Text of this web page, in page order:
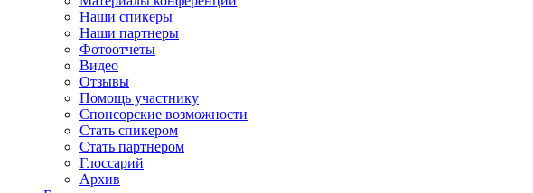
Наши спикеры
Наши партнеры
Фотоотчеты
Видео
Отзывы
Помощь участнику
Спонсорские возможности
Стать спикером
Стать партнером
Глоссарий
Архив